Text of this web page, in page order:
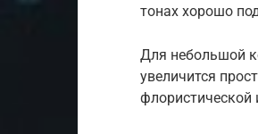
тонах хорошо
Для небольшой
увеличится
флористической